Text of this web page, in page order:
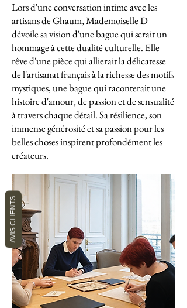
Lors d'une conversation intime avec les
artisans de Ghaum, Mademoiselle D
dévoile sa vision d'une bague qui serait un
hommage à cette dualité culturelle. Elle
rêve d'une pièce qui allierait la délicatesse
de l'artisanat français à la richesse des motifs
mystiques, une bague qui raconterait une
histoire d'amour, de passion et de sensualité
à travers chaque détail. Sa résilience, son
immense générosité et sa passion pour les
belles choses inspirent profondément les
créateurs.
AVIS CLIENTS